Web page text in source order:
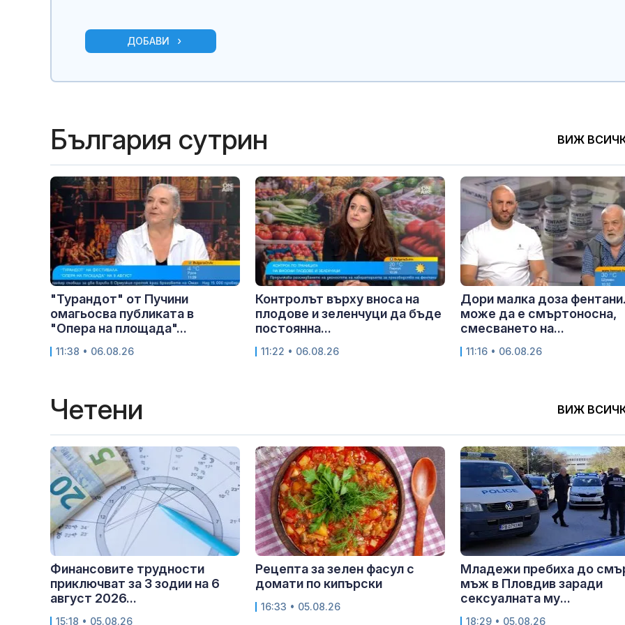
ДОБАВИ
България сутрин ВИЖ
"Турандот" от Пучини
омагьосва публиката в
"Опера на площада"...
11:38 • 06.08.26
Контролът върху вноса на
плодове и зеленчуци да бъде
постоянна...
11:22 • 06.08.26
Дори малка доза
може да е смъртоносна,
смесването на...
11:16 • 06.08.26
Четени ВИЖ
Финансовите трудности
приключват за 3 зодии на 6
август 2026...
15:18 • 05.08.26
Рецепта за зелен фасул с
домати по кипърски
16:33 • 05.08.26
Младежи пребиха до
мъж в Пловдив заради
сексуалната му...
18:29 • 05.08.26